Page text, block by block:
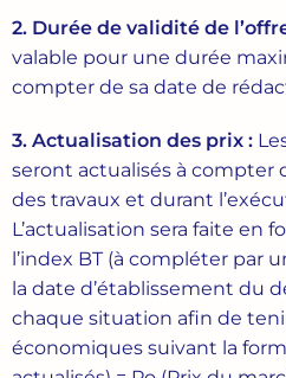
2. Durée de validité de
valable pour une durée
compter de sa date de
3. Actualisation des prix :
seront actualisés à compter
des travaux et durant
L’actualisation sera faite en
l’index BT (à compléter par
la date d’établissement du
chaque situation afin de
économiques suivant la